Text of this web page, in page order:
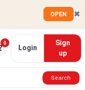
OPEN ✖
0
Login
Sign
up
Search